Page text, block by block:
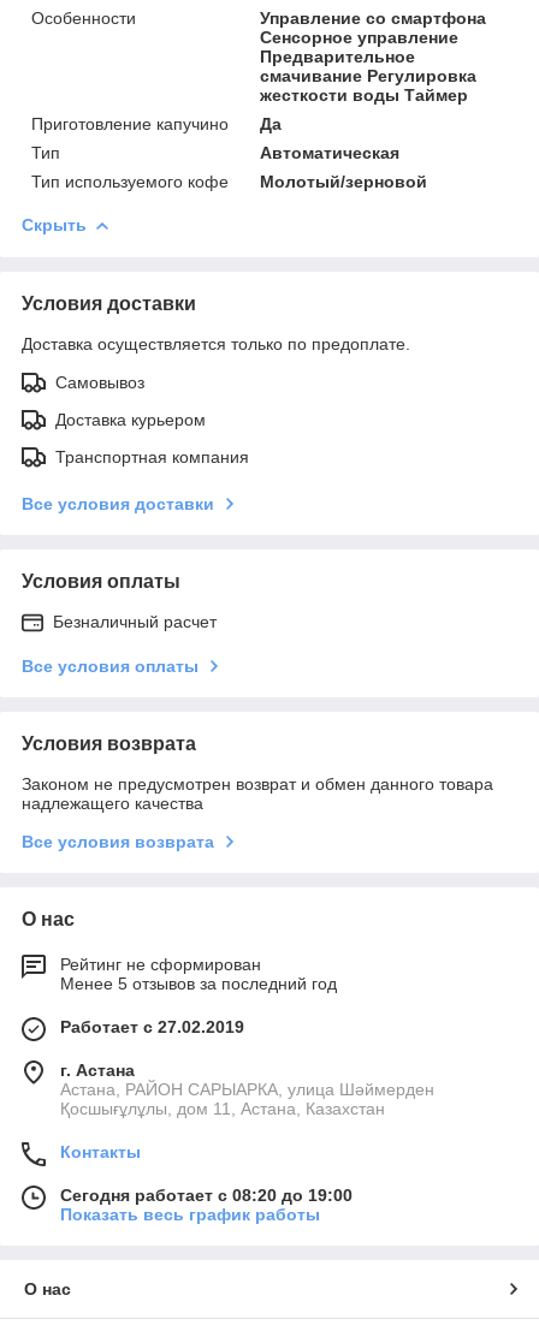
Особенности
Управление со смартфона
Сенсорное управление
Предварительное
смачивание Регулировка
жесткости воды Таймер
Приготовление капучино
Да
Тип
Автоматическая
Тип используемого кофе
Молотый/зерновой
Скрыть
Условия доставки
Доставка осуществляется только по предоплате.
Самовывоз
Доставка курьером
Транспортная компания
Все условия доставки
Условия оплаты
Безналичный расчет
Все условия оплаты
Условия возврата
Законом не предусмотрен возврат и обмен данного товара
надлежащего качества
Все условия возврата
О нас
Рейтинг не сформирован
Менее 5 отзывов за последний год
Работает с 27.02.2019
г. Астана
Астана, РАЙОН САРЫАРКА, улица Шәймерден
Қосшығұлұлы, дом 11, Астана, Казахстан
Контакты
Сегодня работает с 08:20 до 19:00
Показать весь график работы
О нас